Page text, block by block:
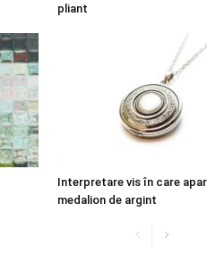
pliant
Interpretare vis în care
medalion de argint